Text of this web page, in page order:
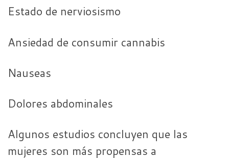
Estado de nerviosismo
Ansiedad de consumir cannabis
Nauseas
Dolores abdominales
Algunos estudios concluyen que las
mujeres son más propensas a